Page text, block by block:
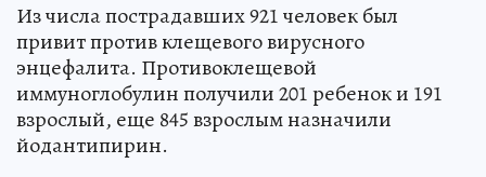
Из числа пострадавших 921 человек был
привит против клещевого вирусного
энцефалита. Противоклещевой
иммуноглобулин получили 201 ребенок и 191
взрослый, еще 845 взрослым назначили
йодантипирин.